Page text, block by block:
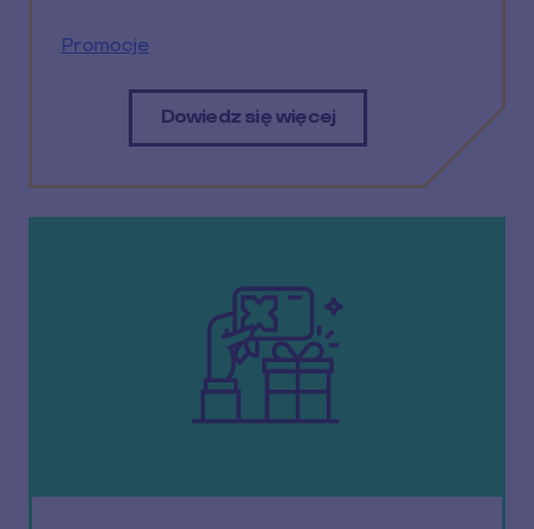
Promocje
Dowiedz się więcej